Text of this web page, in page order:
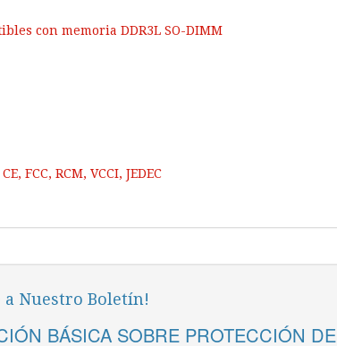
con memoria DDR3L SO-DIMM
FCC, RCM, VCCI, JEDEC
a Nuestro Boletín!
BÁSICA SOBRE PROTECCIÓN DE